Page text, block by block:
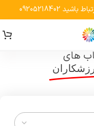
ورزشکاران"
های